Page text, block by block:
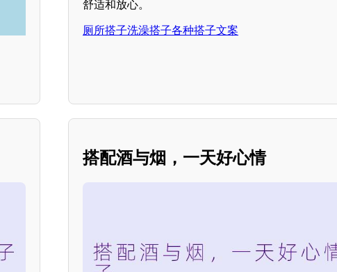
舒适和放心。
厕所搭子洗澡搭子各种搭子文案
搭配酒与烟，一天好心情